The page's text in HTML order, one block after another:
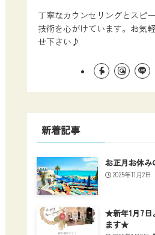
丁寧なカウンセリングとスピ
技術を心がけています。お気
せ下さい♪⁡
新着記事
お正月お休
2025年11月2日
★新年1月7日
ます★